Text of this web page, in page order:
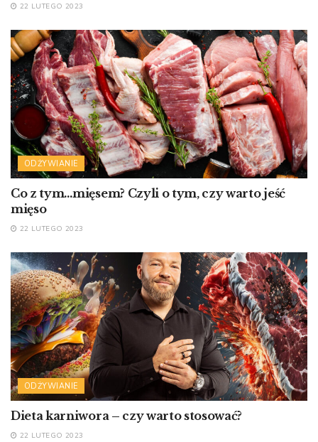
22 LUTEGO 2023
ODŻYWIANIE
Co z tym…mięsem? Czyli o tym, czy warto jeść
mięso
22 LUTEGO 2023
ODŻYWIANIE
Dieta karniwora – czy warto stosować?
22 LUTEGO 2023